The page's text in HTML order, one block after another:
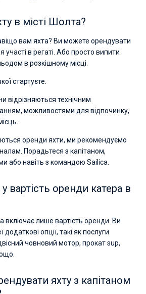
в місті Шолта?
вам яхта? Ви можете орендувати
участі в регаті. Або просто випити
в розкішному місці.
стартуєте.
відрізняються технічним
можливостями для відпочинку,
оренди яхти, ми рекомендуємо
Порадьтеся з капітаном,
або навіть з командою Sailica.
вартість оренди катера в
включає лише вартість оренди. Ви
опції, такі як послуги
човновий мотор, прокат sup,
яхту з капітаном